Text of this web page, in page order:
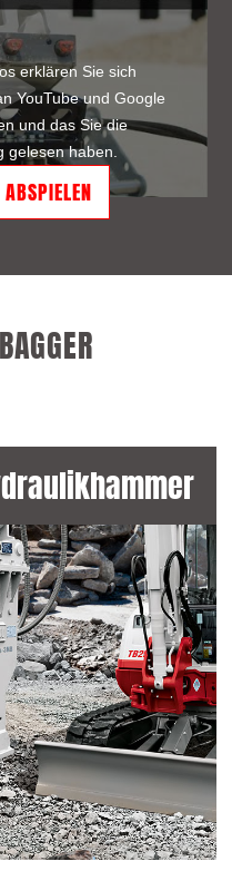
erklären Sie sich
YouTube und Google
und das Sie die
gelesen haben.